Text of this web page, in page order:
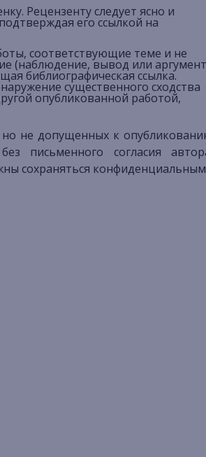
Рецензенту следует ясно и
его ссылкой на
соответствующие теме и не
(наблюдение, вывод или
библиографическая ссылка.
существенного сходства
опубликованной работой,
не допущенных к
письменного согласия
сохраняться